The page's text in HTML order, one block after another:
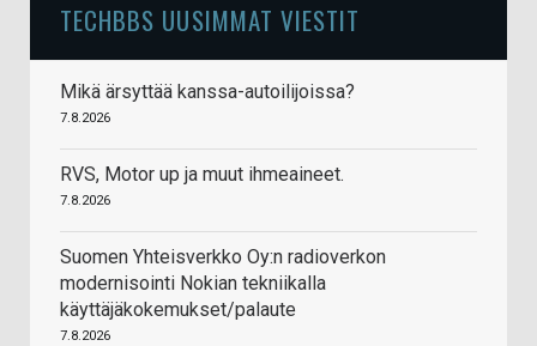
TECHBBS UUSIMMAT VIESTIT
Mikä ärsyttää kanssa-autoilijoissa?
7.8.2026
RVS, Motor up ja muut ihmeaineet.
7.8.2026
Suomen Yhteisverkko Oy:n radioverkon
modernisointi Nokian tekniikalla
käyttäjäkokemukset/palaute
7.8.2026